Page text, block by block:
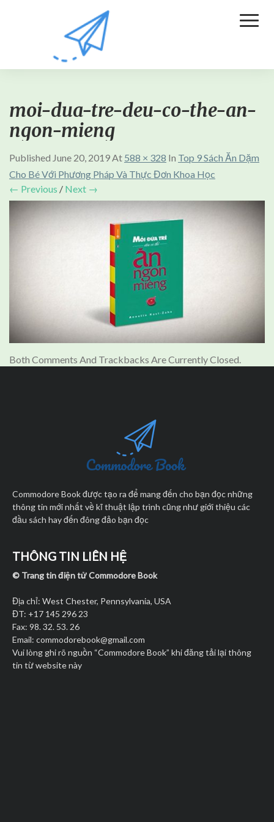
moi-dua-tre-deu-co-the-an-
ngon-mieng
Published June 20, 2019At 588 × 328 In Top 9 Sách Ăn Dặm
Cho Bé Với Phương Pháp Và Thực Đơn Khoa Học
← Previous / Next →
Both Comments And Trackbacks Are Currently Closed.
Commodore Book được tạo ra để mang đến cho bạn đọc những
thông tin mới nhất về kĩ thuật lập trình cũng như giới thiệu các
đầu sách hay đến đông đảo bạn đọc
THÔNG TIN LIÊN HỆ
© Trang tin điện tử Commodore Book
Địa chỉ: West Chester, Pennsylvania, USA
ĐT: +17 145 296 23
Fax: 98. 32. 53. 26
Email: commodorebook@gmail.com
Vui lòng ghi rõ nguồn “Commodore Book” khi đăng tải lại thông
tin từ website này